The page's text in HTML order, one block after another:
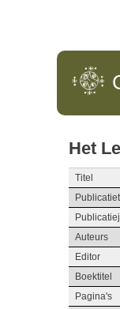
Het
Titel
Auteurs
Editor
Boektitel
Pagina's